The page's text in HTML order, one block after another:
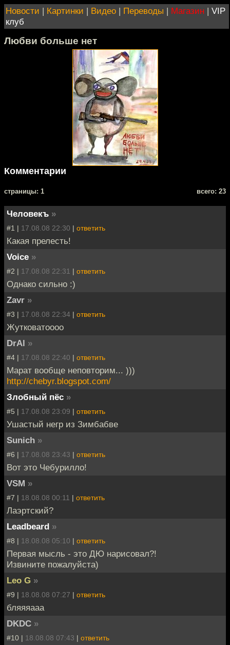
Новости | Картинки | Видео | Переводы | Магазин | VIP
клуб
Любви больше нет
Комментарии
cтраницы: 1 всего: 23
Человекъ »
#1 | 17.08.08 22:30 | ответить
Какая прелесть!
Voice »
#2 | 17.08.08 22:31 | ответить
Однако сильно :)
Zavr »
#3 | 17.08.08 22:34 | ответить
Жутковатоооо
DrAl »
#4 | 17.08.08 22:40 | ответить
Марат вообще неповторим... )))
http://chebyr.blogspot.com/
Злобный пёс »
#5 | 17.08.08 23:09 | ответить
Ушастый негр из Зимбабве
Sunich »
#6 | 17.08.08 23:43 | ответить
Вот это Чебурилло!
VSM »
#7 | 18.08.08 00:11 | ответить
Лаэртский?
Leadbeard »
#8 | 18.08.08 05:10 | ответить
Первая мысль - это ДЮ нарисовал?!
Извините пожалуйста)
Leo G »
#9 | 18.08.08 07:27 | ответить
бляяяааа
DKDC »
#10 | 18.08.08 07:43 | ответить